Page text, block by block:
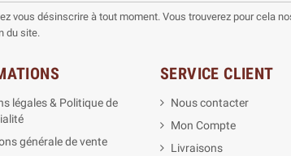
vous désinscrire à tout moment. Vous trouverez pour cela
du site.
légales & Politique de
générale de vente
SERVICE CLIENT
Nous contacter
Mon Compte
Livraisons